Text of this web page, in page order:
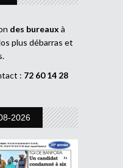
des bureaux à
plus débarras et
: 72 60 14 28
2026